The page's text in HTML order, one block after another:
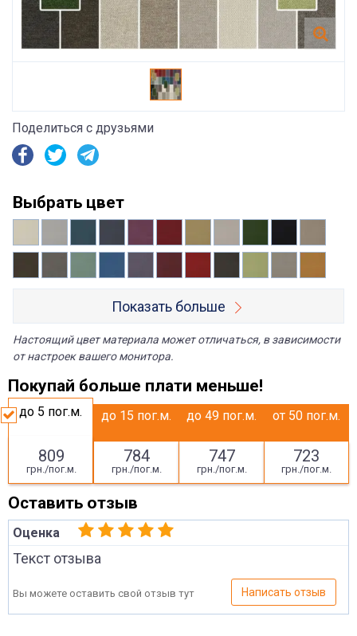
Поделиться с друзьями
Выбрать цвет
Показать больше
Настоящий цвет материала может отличаться, в зависимости
от настроек вашего монитора.
Покупай больше плати меньше!
до 5 пог.м.
809
грн./пог.м.
до 15 пог.м.
784
грн./пог.м.
до 49 пог.м.
747
грн./пог.м.
от 50 пог.м.
723
грн./пог.м.
Оставить отзыв
Оценка
Текст отзыва
Вы можете оставить свой отзыв тут Написать отзыв